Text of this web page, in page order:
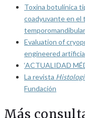
Toxina botulínica
coadyuvante en el
temporomandibular
Evaluation of
engineered
‘ACTUALIDAD
La revista
Fundación
Más